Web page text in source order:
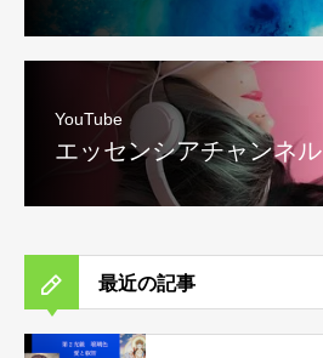
YouTube
エッセンシアチャンネル
最近の記事